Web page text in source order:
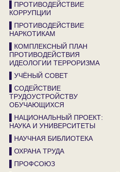
▌ПРОТИВОДЕЙСТВИЕ
КОРРУПЦИИ
▌ПРОТИВОДЕЙСТВИЕ
НАРКОТИКАМ
▌КОМПЛЕКСНЫЙ ПЛАН
ПРОТИВОДЕЙСТВИЯ
ИДЕОЛОГИИ ТЕРРОРИЗМА
▌УЧЁНЫЙ СОВЕТ
▌СОДЕЙСТВИЕ
ТРУДОУСТРОЙСТВУ
ОБУЧАЮЩИХСЯ
▌НАЦИОНАЛЬНЫЙ ПРОЕКТ:
НАУКА И УНИВЕРСИТЕТЫ
▌НАУЧНАЯ БИБЛИОТЕКА
▌ОХРАНА ТРУДА
▌ПРОФСОЮЗ